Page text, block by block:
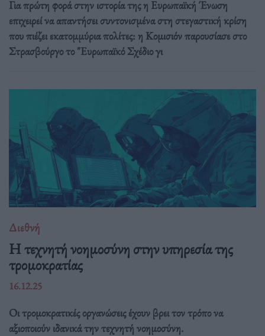
Για πρώτη φορά στην ιστορία της η Ευρωπαϊκή Ένωση
επιχειρεί να απαντήσει συντονισμένα στη στεγαστική κρίση
που πιέζει εκατομμύρια πολίτες: η Κομισιόν παρουσίασε στο
Στρασβούργο το "Ευρωπαϊκό Σχέδιο γι
Διεθνή
Η τεχνητή νοημοσύνη στην υπηρεσία της
τρομοκρατίας
16.12.25
Οι τρομοκρατικές οργανώσεις έχουν βρει τον τρόπο να
αξιοποιούν ιδανικά την τεχνητή νοημοσύνη.